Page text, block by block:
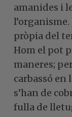
amanides i
pròpia del
Hom el pot
maneres;
carbassó en
s’han de
fulla de